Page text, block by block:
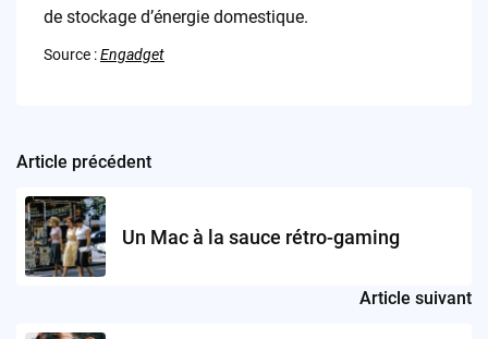
de stockage d’énergie domestique.
Source :Engadget
Post
navigation
Article précédent
Un Mac à la sauce rétro-gaming
Article suivant